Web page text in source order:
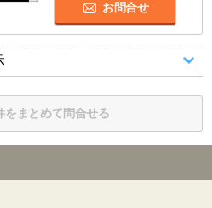
お問合せ
をまとめて問合せる